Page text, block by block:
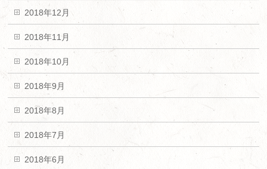
2018年12月
2018年11月
2018年10月
2018年9月
2018年8月
2018年7月
2018年6月